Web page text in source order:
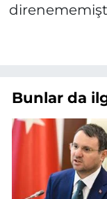
Bunlar da